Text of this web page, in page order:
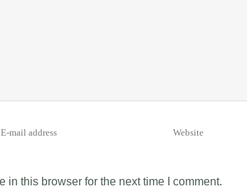
in this browser for the next time I comment.